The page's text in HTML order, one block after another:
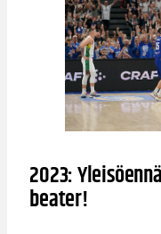
2023:
beater!